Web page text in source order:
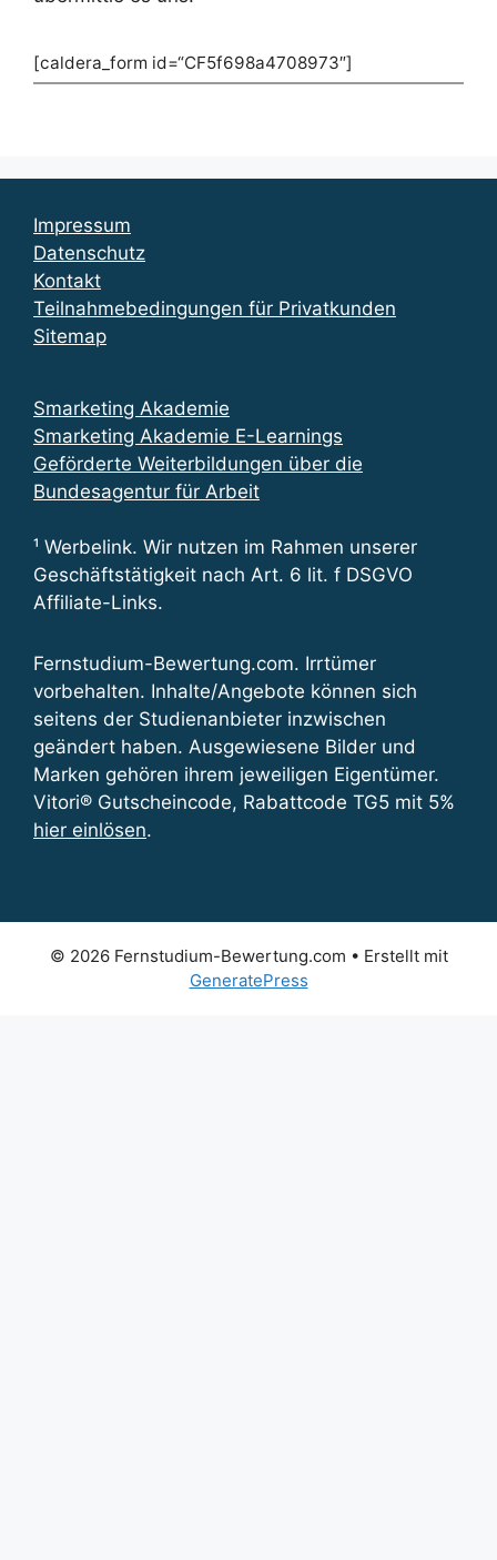
[caldera_form id=“CF5f698a4708973″]
Impressum
Datenschutz
Kontakt
Teilnahmebedingungen für Privatkunden
Sitemap
Smarketing Akademie
Smarketing Akademie E-Learnings
Geförderte Weiterbildungen über die
Bundesagentur für Arbeit
¹ Werbelink. Wir nutzen im Rahmen unserer
Geschäftstätigkeit nach Art. 6 lit. f DSGVO
Affiliate-Links.
Fernstudium-Bewertung.com. Irrtümer
vorbehalten. Inhalte/Angebote können sich
seitens der Studienanbieter inzwischen
geändert haben. Ausgewiesene Bilder und
Marken gehören ihrem jeweiligen Eigentümer.
Vitori® Gutscheincode, Rabattcode TG5 mit 5%
hier einlösen.
© 2026 Fernstudium-Bewertung.com • Erstellt mit
GeneratePress